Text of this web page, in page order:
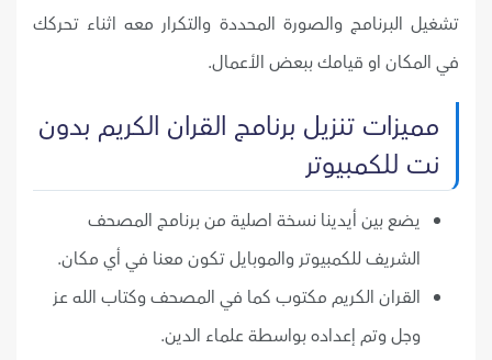
تشغيل البرنامج والصورة المحددة والتكرار معه اثناء تحركك
في المكان او قيامك ببعض الأعمال.
مميزات تنزيل برنامج القران الكريم بدون
نت للكمبيوتر
يضع بين أيدينا نسخة اصلية من برنامج المصحف
الشريف للكمبيوتر والموبايل تكون معنا في أي مكان.
القران الكريم مكتوب كما في المصحف وكتاب الله عز
وجل وتم إعداده بواسطة علماء الدين.